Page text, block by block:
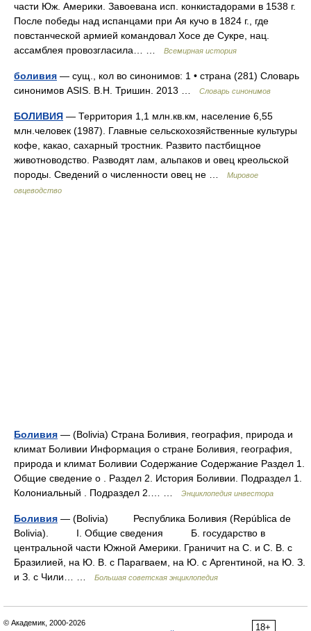
части Юж. Америки. Завоевана исп. конкистадорами в 1538 г.
После победы над испанцами при Ая кучо в 1824 г., где
повстанческой армией командовал Хосе де Сукре, нац.
ассамблея провозгласила… …
Всемирная история
боливия — сущ., кол во синонимов: 1 • страна (281) Словарь
синонимов ASIS. В.Н. Тришин. 2013 …
Словарь синонимов
БОЛИВИЯ — Территория 1,1 млн.кв.км, население 6,55
млн.человек (1987). Главные сельскохозяйственные культуры
кофе, какао, сахарный тростник. Развито пастбищное
животноводство. Разводят лам, альпаков и овец креольской
породы. Сведений о численности овец не …
Мировое
овцеводство
Боливия — (Bolivia) Страна Боливия, география, природа и
климат Боливии Информация о стране Боливия, география,
природа и климат Боливии Содержание Содержание Раздел 1.
Общие сведение о . Раздел 2. История Боливии. Подраздел 1.
Колониальный . Подраздел 2.… …
Энциклопедия инвестора
Боливия — (Bolivia) Республика Боливия (República de
Bolivia). I. Общие сведения Б. государство в
центральной части Южной Америки. Граничит на С. и С. В. с
Бразилией, на Ю. В. с Парагваем, на Ю. с Аргентиной, на Ю. З.
и З. с Чили… …
Большая советская энциклопедия
18+
© Академик, 2000-2026